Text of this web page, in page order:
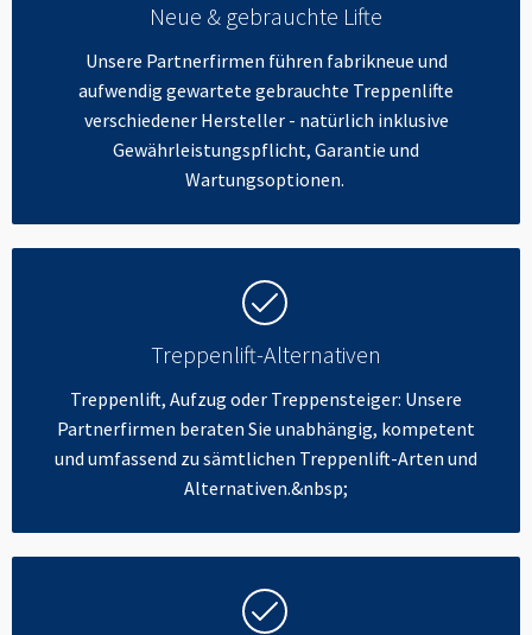
Neue & gebrauchte Lifte
Unsere Partnerfirmen führen fabrikneue und
aufwendig gewartete gebrauchte Treppenlifte
verschiedener Hersteller - natürlich inklusive
Gewährleistungspflicht, Garantie und
Wartungsoptionen.
Treppenlift-Alternativen
Treppenlift, Aufzug oder Treppensteiger: Unsere
Partnerfirmen beraten Sie unabhängig, kompetent
und umfassend zu sämtlichen Treppenlift-Arten und
Alternativen.&nbsp;